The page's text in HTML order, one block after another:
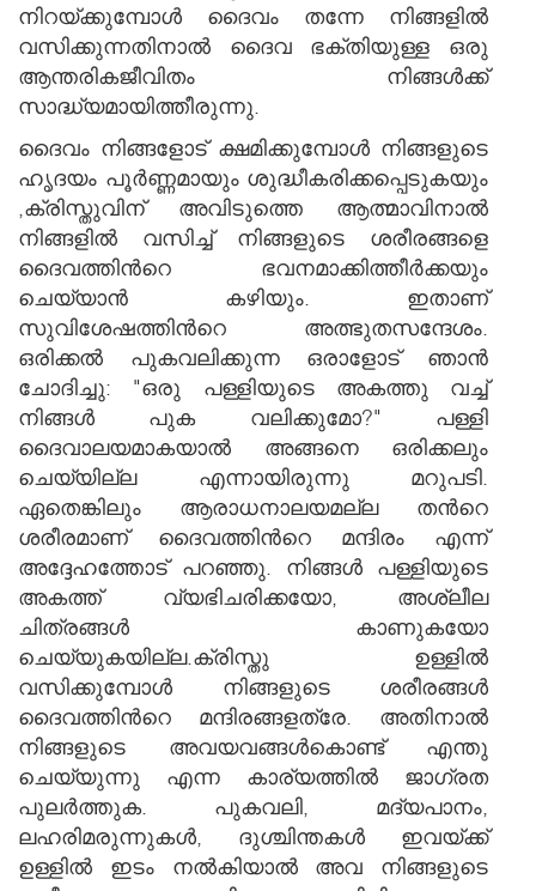
നിറയ്ക്കുമ്പോള്‍ ദൈവം തന്നേ നിങ്ങളില്‍
വസിക്കുന്നതിനാല്‍ ദൈവ ഭക്തിയുള്ള ഒരു
ആന്തരികജീവിതം നിങ്ങള്‍ക്ക്
സാദ്ധ്യമായിത്തീരുന്നു.
ദൈവം നിങ്ങളോട് ക്ഷമിക്കുമ്പോള്‍ നിങ്ങളുടെ
ഹൃദയം പൂ‍ര്‍ണ്ണമായും ശുദ്ധീകരിക്കപ്പെടുകയും
,ക്രിസ്തുവിന് അവിടുത്തെ ആത്മാവിനാല്‍
നിങ്ങളില്‍ വസിച്ച് നിങ്ങളുടെ ശരീരങ്ങളെ
ദൈവത്തിന്‍റെ ഭവനമാക്കിത്തീര്‍ക്കയും
ചെയ്യാന്‍ കഴിയും. ഇതാണ്
സുവിശേഷത്തിന്‍റെ അത്ഭുതസന്ദേശം.
ഒരിക്കല്‍ പുകവലിക്കുന്ന ഒരാളോട് ഞാന്‍
ചോദിച്ചു: "ഒരു പള്ളിയുടെ അകത്തു വച്ച്
നിങ്ങള്‍ പുക വലിക്കുമോ?" പള്ളി
ദൈവാലയമാകയാല്‍ അ‍ങ്ങനെ ഒരിക്കലും
ചെയ്യില്ല എന്നായിരുന്നു മറുപടി.
ഏതെങ്കിലും ആരാധനാലയമല്ല തന്‍റെ
ശരീരമാണ് ദൈവത്തിന്‍റെ മന്ദിരം എന്ന്
അദ്ദേഹത്തോട് പറഞ്ഞു. നിങ്ങള്‍ പള്ളിയുടെ
അകത്ത് വ്യഭിചരിക്കയോ, അശ്ലീല
ചിത്രങ്ങള്‍ കാണുകയോ
ചെയ്യുകയില്ല.ക്രിസ്തു ഉള്ളില്‍
വസിക്കുമ്പോള്‍ നിങ്ങളുടെ ശരീരങ്ങള്‍
ദൈവത്തിന്‍റെ മന്ദിരങ്ങളത്രേ. അതിനാല്‍
നിങ്ങളുടെ അവയവങ്ങള്‍കൊണ്ട് എന്തു
ചെയ്യുന്നു എന്ന കാര്യത്തില്‍ ജാഗ്രത
പുലര്‍ത്തുക. പുകവലി, മദ്യപാനം,
ലഹരിമരുന്നുകള്‍, ദുശ്ചിന്തകള്‍ ഇവയ്ക്ക്
ഉള്ളില്‍ ഇടം നല്‍കിയാല്‍ അവ നിങ്ങളുടെ